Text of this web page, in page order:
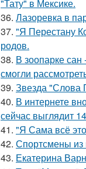
"Тату" в Мексике.
36. Лазоревка в
37. "Я Перестану
родов.
38. В зоопарке сан
смогли
39. Звезда "Слова
40. В интернете
сейчас выглядит
41. "Я Сама всё
42. Спортсмены из
43. Екатерина